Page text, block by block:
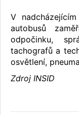
V
autobusů
odpočinku,
tachografů a
osvětlení,
Zdroj INSID